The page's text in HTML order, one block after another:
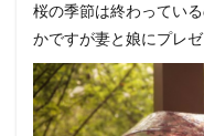
桜の季節は終わってい
かですが妻と娘にプレゼ